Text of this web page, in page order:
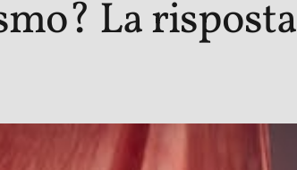
La risposta